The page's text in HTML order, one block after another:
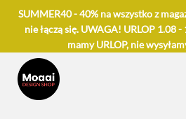
SUMMER40 - 40% na wszystko z
nie łączą się. UWAGA! URLOP 1.08
mamy URLOP, nie